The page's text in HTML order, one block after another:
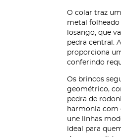
O colar traz
metal
losango, que
pedra central.
proporciona
conferindo
Os brincos
geométrico,
pedra de
harmonia com
une linhas
ideal para